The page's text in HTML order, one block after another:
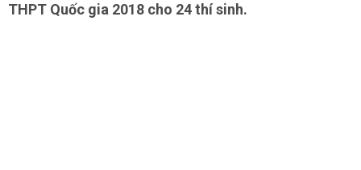
THPT Quốc gia 2018 cho 24 thí sinh.